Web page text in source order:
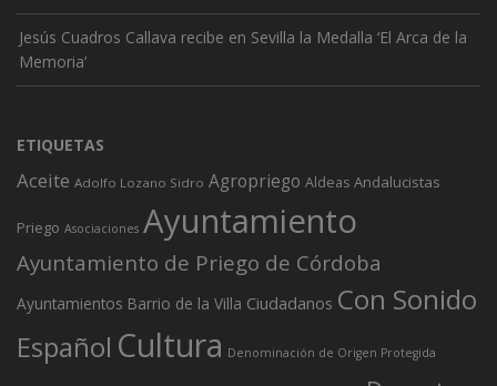
Jesús Cuadros Callava recibe en Sevilla la Medalla ‘El Arca de la
Memoria’
ETIQUETAS
Aceite Adolfo Lozano Sidro Agropriego Aldeas Andalucistas
Priego Asociaciones Ayuntamiento
Ayuntamiento de Priego de Córdoba
Ayuntamientos Barrio de la Villa Ciudadanos Con Sonido
Español Cultura Denominación de Origen Protegida